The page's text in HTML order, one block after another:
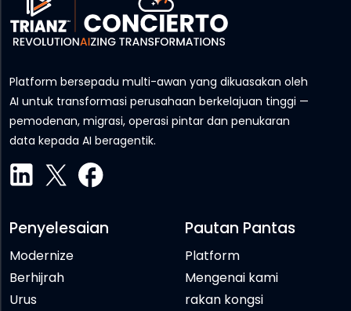
Platform bersepadu multi-awan yang dikuasakan oleh
AI untuk transformasi perusahaan berkelajuan tinggi —
pemodenan, migrasi, operasi pintar dan penukaran
data kepada AI beragentik.
Penyelesaian
Modernize
Berhijrah
Urus
Pautan Pantas
Platform
Mengenai kami
rakan kongsi